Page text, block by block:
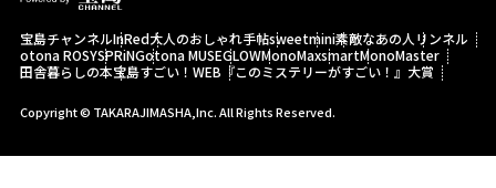
宝島チャンネルInRed大人のおしゃれ手帖sweetmini素敵なあの人 リンネル
otona ROSYSPRiNGotona MUSEGLOWMonoMaxsmartMonoMaster
田舎暮らしの本宝島すごい！WEB 『このミステリーがすごい！』大賞
Copyright © TAKARAJIMASHA,Inc. All Rights Reserved.